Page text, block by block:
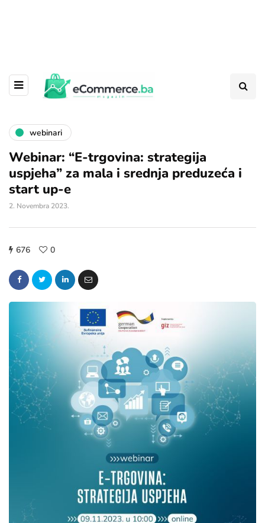
webinari
Webinar: “E-trgovina: strategija
uspjeha” za mala i srednja preduzeća i
start up-e
2. Novembra 2023.
676 0